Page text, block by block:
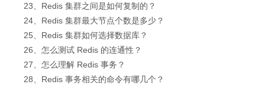
23、Redis 集群之间是如何复制的？
24、Redis 集群最大节点个数是多少？
25、Redis 集群如何选择数据库？
26、怎么测试 Redis 的连通性？
27、怎么理解 Redis 事务？
28、Redis 事务相关的命令有哪几个？